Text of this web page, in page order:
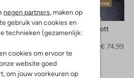
negen partners, maken op
gebruik van cookies en
technieken (gezamenlijk:
cookies om ervoor te
website goed
om jouw voorkeuren op
Laatste items
-50%
Lyle & Scott
Jack
€ 74,99